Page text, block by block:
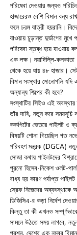
পরিষেবা দেওয়ার জন্যও
হাজারেরও বেশি বিমান বন্ধ
ফলে চরম যাত্রী হয়রানি।
যাওয়ায় চূড়ান্ত দুর্ভাগের মুখে
পরিষেবা স্তব্ধ হয়ে যাওয়ায়
এক লক্ষ। নয়াদিল্লি-
থেকে হয়ে যায় ৪৮ হাজার।
বিমান সংস্থার মোনোপলি
অন্যান্য শিল্পের কী হবে?
সংস্থাটির সিইও এই অবস্থার
তাঁর দাবি, নতুন করে
ককপিটের ভেতরে পাইলট ও ক্রু
বিষয়টি শোনা গিয়েছিল গত
পরিবহণ মন্ত্রক (DGCA)
সোজা কথায় পাইলটদের
পুরনো হিসেব-নিকেশ ওলট-
বাধ্য হয় কারণ পর্যাপ্ত
স্রেফ নিজেদের অব্যবস্থাকে
ডিজিসিএ-র কড়া নির্দেশ
কিন্তু তা কী এখনও সম্পূর্ণভাবে
সামলে উঠতে সময় লাগবে,
প্রশ্ন, দেশের এক নম্বর